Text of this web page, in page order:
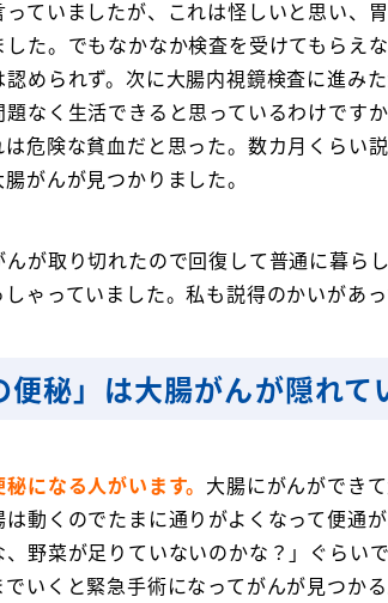
っていましたが、これは怪しいと思い、
た。でもなかなか検査を受けてもらえ
認められず。次に大腸内視鏡検査に進み
なく生活できると思っているわけです
は危険な貧血だと思った。数カ月くらい
がんが見つかりました。
が取り切れたので回復して普通に暮ら
ゃっていました。私も説得のかいがあっ
便秘」は大腸がんが隠れて
になる人がいます。 大腸にがんができ
動くのでたまに通りがよくなって便通
、野菜が足りていないのかな？」ぐら
いくと緊急手術になってがんが見つか